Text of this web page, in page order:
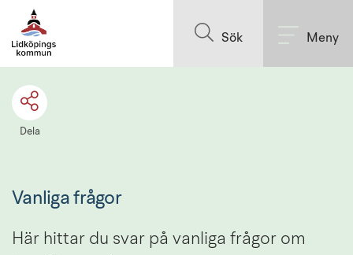
Sök Meny
Dela
Vanliga frågor
Här hittar du svar på vanliga frågor om